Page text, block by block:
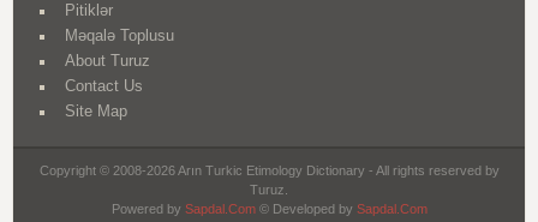
Pitiklər
Məqalə Toplusu
About Turuz
Contact Us
Site Map
Copyright © 2008-2026 Arın Turkic Etimology Dictionary - All rights reserved by
Turuz.
Powered by Sapdal.Com© Developed by Sapdal.Com